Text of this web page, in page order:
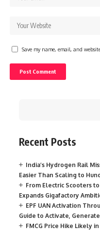
Save my name, email, and
Recent Posts
India’s Hydrogen Rail
Easier Than Scaling to
From Electric Scooters
Expands Gigafactory
EPF UAN Activation
Guide to Activate,
FMCG Price Hike Likely